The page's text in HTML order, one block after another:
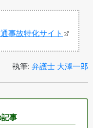
事故特化サイト
執筆: 弁護士 大澤一郎
事